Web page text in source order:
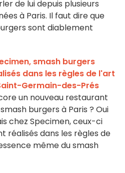
de lui depuis plusieurs
à Paris. Il faut dire que
sont diablement
smash burgers
dans les règles de l'art
Germain-des-Prés
un nouveau restaurant
burgers à Paris ? Oui
chez Specimen, ceux-ci
réalisés dans les règles de
même du smash